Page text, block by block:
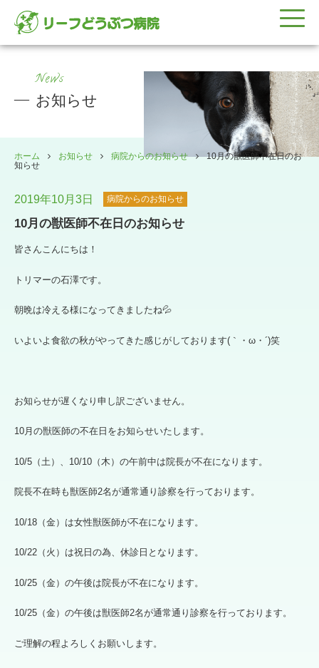
News
お知らせ
ホーム お知らせ 病院からのお知らせ
10月の獣医師不在日のお
知らせ
2019年10月3日 病院からのお知らせ
10月の獣医師不在日のお知らせ
皆さんこんにちは！
トリマーの石澤です。
朝晩は冷える様になってきましたね💦
いよいよ食欲の秋がやってきた感じがしております(｀・ω・´)笑
お知らせが遅くなり申し訳ございません。
10月の獣医師の不在日をお知らせいたします。
10/5（土）、10/10（木）の午前中は院長が不在になります。
院長不在時も獣医師2名が通常通り診察を行っております。
10/18（金）は女性獣医師が不在になります。
10/22（火）は祝日の為、休診日となります。
10/25（金）の午後は院長が不在になります。
10/25（金）の午後は獣医師2名が通常通り診察を行っております。
ご理解の程よろしくお願いします。